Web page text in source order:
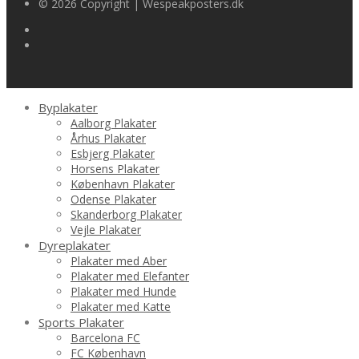
© 2026 Copyright | Wespeakposters.dk
Byplakater
Aalborg Plakater
Århus Plakater
Esbjerg Plakater
Horsens Plakater
København Plakater
Odense Plakater
Skanderborg Plakater
Vejle Plakater
Dyreplakater
Plakater med Aber
Plakater med Elefanter
Plakater med Hunde
Plakater med Katte
Sports Plakater
Barcelona FC
FC København